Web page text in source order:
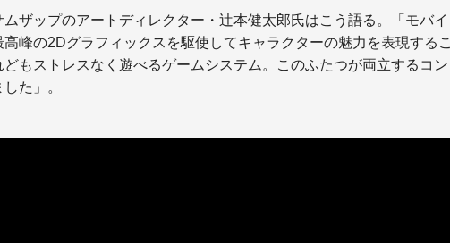
ムザップのアートディレクター・辻本健太郎氏はこう語る。「モバイ
高峰の2Dグラフィックスを駆使してキャラクターの魅力を表現するこ
どもストレスなく遊べるゲームシステム。このふたつが両立するコン
た」。